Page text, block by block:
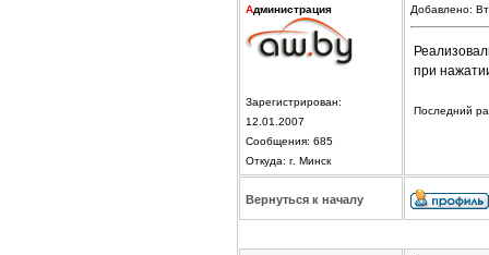
Администрация
Зарегистрирован:
12.01.2007
Сообщения: 685
Откуда: г. Минск
Добавлено:
при
Последний
Вернуться к началу